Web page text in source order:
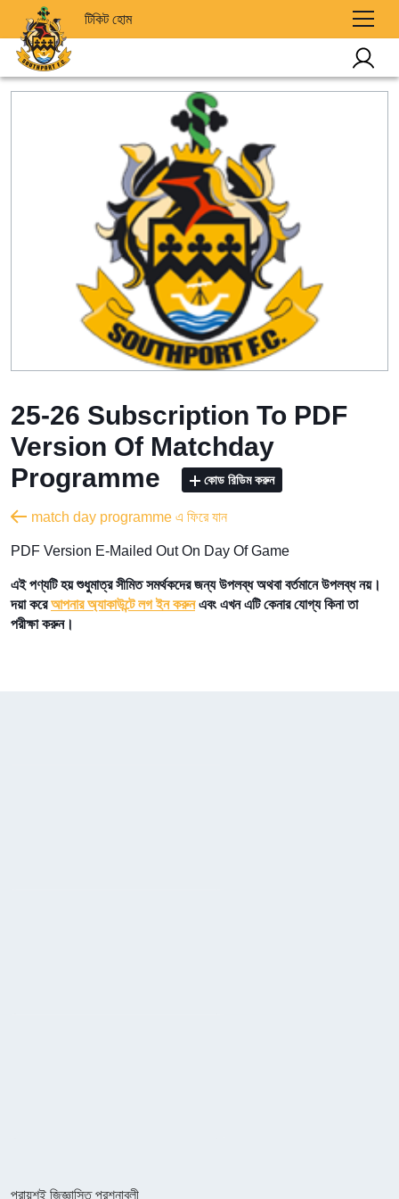
টিকিট হোম
25-26 Subscription To PDF
Version Of Matchday
Programme
কোড রিডিম করুন
match day programme এ ফিরে যান
PDF Version E-Mailed Out On Day Of Game
এই পণ্যটি হয় শুধুমাত্র সীমিত সমর্থকদের জন্য উপলব্ধ অথবা বর্তমানে উপলব্ধ নয়।
দয়া করেআপনার অ্যাকাউন্টে লগ ইন করুনএবং এখন এটি কেনার যোগ্য কিনা তা
পরীক্ষা করুন।
প্রায়শই জিজ্ঞাসিত প্রশ্নাবলী